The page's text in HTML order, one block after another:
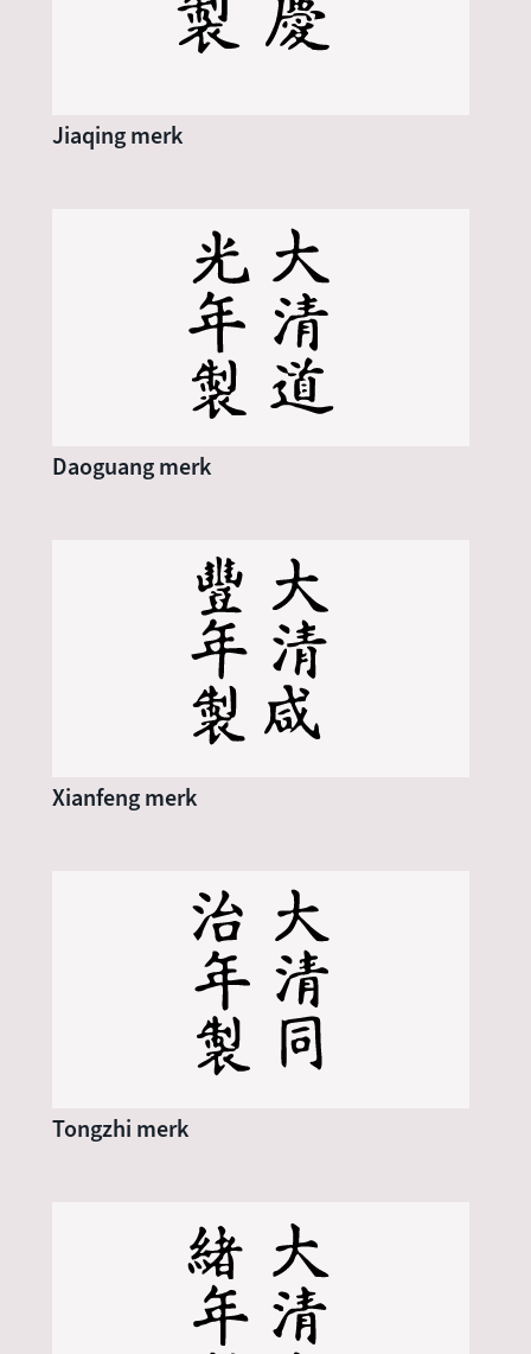
Jiaqing merk
Daoguang merk
Xianfeng merk
Tongzhi merk